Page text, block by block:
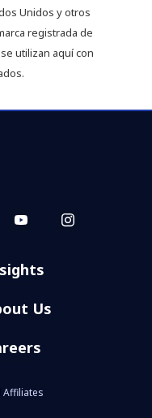
Unidos y otros
registrada de
utilizan aquí con
Us
Affiliates